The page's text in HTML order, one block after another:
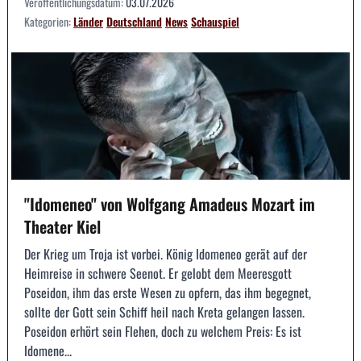
Kategorien:LänderDeutschlandNewsSchauspiel
"Idomeneo" von Wolfgang Amadeus Mozart im
Theater Kiel
Der Krieg um Troja ist vorbei. König Idomeneo gerät auf der
Heimreise in schwere Seenot. Er gelobt dem Meeresgott
Poseidon, ihm das erste Wesen zu opfern, das ihm begegnet,
sollte der Gott sein Schiff heil nach Kreta gelangen lassen.
Poseidon erhört sein Flehen, doch zu welchem Preis: Es ist
Idomene...